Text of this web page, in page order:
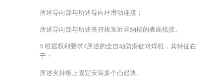
所述导向部与所述导向杆滑动连接；
所述导向部与所述夹持板靠近容纳槽的表面抵接。
5.根据权利要求4所述的全自动防滑链对焊机，其特征在
于：
所述夹持板上固定安装多个凸起块。